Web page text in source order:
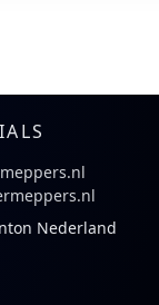
Nederland